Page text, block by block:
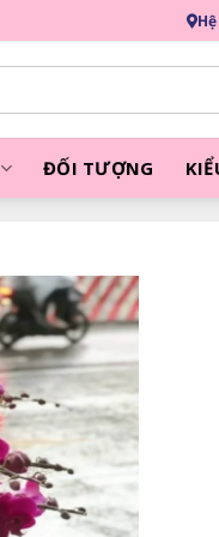
ĐỐI TƯỢNG